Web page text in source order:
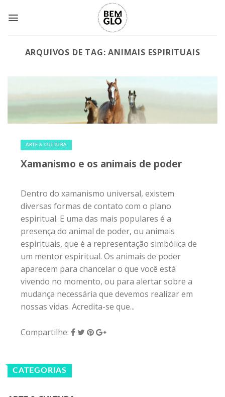
ARQUIVOS DE TAG:ANIMAIS ESPIRITUAIS
ARTE & CULTURA
Xamanismo e os animais de poder
Dentro do xamanismo universal, existem
diversas formas de contato com o plano
espiritual. E uma das mais populares é a
presença do animal de poder, ou animais
espirituais, que é a representação simbólica de
um mentor espiritual. Os animais de poder
aparecem para chancelar o que você está
vivendo no momento, ou para alertar sobre a
mudança necessária que devemos realizar em
nossas vidas. Acredita-se que...
Compartilhe:
CATEGORIAS